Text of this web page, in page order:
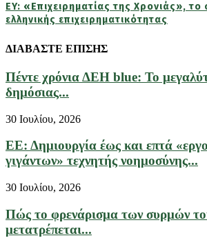
EY: «Επιχειρηματίας της Χρονιάς», το
ελληνικής επιχειρηματικότητας
ΔΙΑΒΑΣΤΕ ΕΠΙΣΗΣ
Πέντε χρόνια ΔΕΗ blue: Το
δημόσιας...
30 Ιουλίου, 2026
ΕΕ: Δημιουργία έως και επτά
γιγάντων» τεχνητής νοημοσύνης...
30 Ιουλίου, 2026
Πώς το φρενάρισμα των συρμών
μετατρέπεται...